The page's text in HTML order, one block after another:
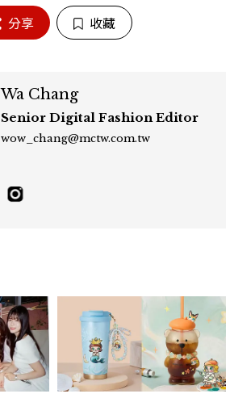
分享 收藏
Wa Chang
Senior Digital Fashion Editor
wow_chang@mctw.com.tw